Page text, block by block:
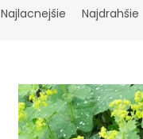
Najlacnejšie Najdrahšie